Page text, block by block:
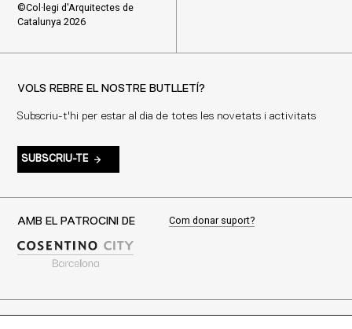
©Col·legi d'Arquitectes de
Catalunya 2026
VOLS REBRE EL NOSTRE BUTLLETÍ?
Subscriu-t'hi per estar al dia de totes les novetats i activitats
SUBSCRIU-TE
AMB EL PATROCINI DE Com donar suport?